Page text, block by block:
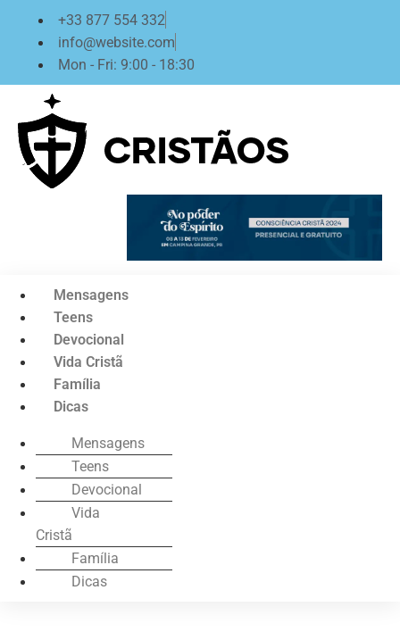
conteúdo
+33 877 554 332
info@website.com
Mon - Fri: 9:00 - 18:30
Mensagens
Teens
Devocional
Vida Cristã
Família
Dicas
Mensagens
Teens
Devocional
Vida
Cristã
Família
Dicas